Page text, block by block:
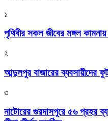
১
পৃথিবীর সকল জীবের মঙ্গল কামনায়
২
আব্দুলপুর বাজারের ব্যবসায়ীদের
৩
নাটোরের গুরদাসপুরে ৫৬ প্রহর